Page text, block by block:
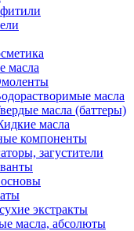
масла
масла
масла (баттеры)
масла
компоненты
загустители
экстракты
масла, абсолюты